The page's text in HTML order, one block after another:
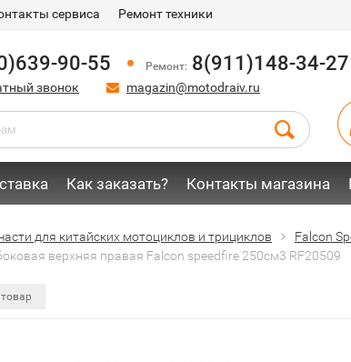
сервиса Ремонт техники
90-55 Ремонт: 8(911)148-34-27
звонок magazin@motodraiv.ru
Как заказать? Контакты магазина
для китайских мотоциклов и трициклов
Falcon
верхняя правая Falcon speedfire 250см3 RF20509